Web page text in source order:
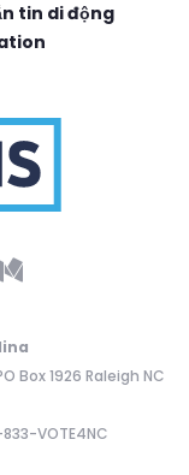
tin di động
Box 1926 Raleigh NC
833-VOTE4NC